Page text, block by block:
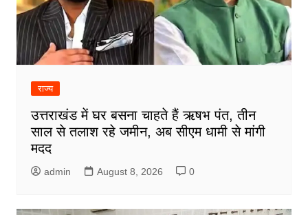
राज्य
उत्तराखंड में घर बसना चाहते हैं ऋषभ पंत, तीन
साल से तलाश रहे जमीन, अब सीएम धामी से मांगी
मदद
admin August 8, 2026 0